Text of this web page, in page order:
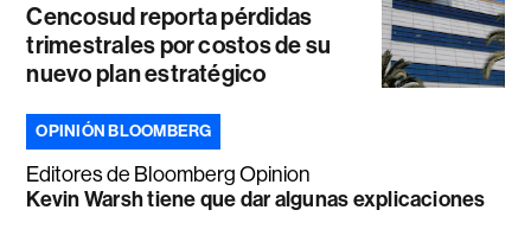
Cencosud reporta pérdidas
trimestrales por costos de su
nuevo plan estratégico
OPINIÓN BLOOMBERG
Editores de Bloomberg Opinion
Kevin Warsh tiene que dar algunas explicaciones